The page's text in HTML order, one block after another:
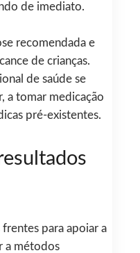
de imediato.
recomendada e
de crianças.
de saúde se
a tomar medicação
pré-existentes.
frentes para apoiar a
a métodos